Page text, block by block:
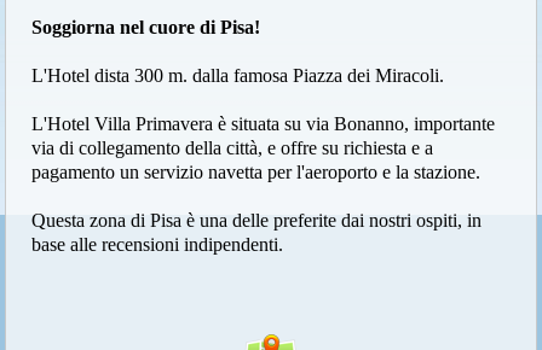
Soggiorna nel cuore di Pisa!
L'Hotel dista 300 m. dalla famosa Piazza dei Miracoli.
L'Hotel Villa Primavera è situata su via Bonanno, importante
via di collegamento della città, e offre su richiesta e a
pagamento un servizio navetta per l'aeroporto e la stazione.
Questa zona di Pisa è una delle preferite dai nostri ospiti, in
base alle recensioni indipendenti.